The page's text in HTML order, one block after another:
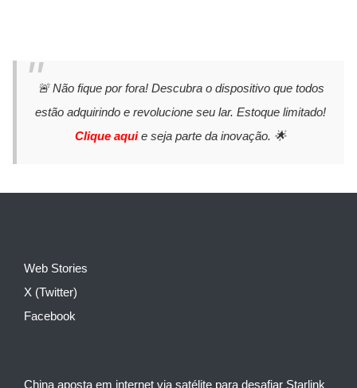
🚨 Não fique por fora! Descubra o dispositivo que todos
estão adquirindo e revolucione seu lar. Estoque limitado!
Clique aquie seja parte da inovação. 🌟
Web Stories
X (Twitter)
Facebook
China aposta em internet via satélite para desafiar Starlink